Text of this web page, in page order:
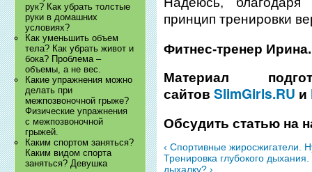
рук? Как убрать толстые
руки в домашних
условиях?
Как уменьшить объем
тела? Как убрать живот и
бока? Проблема –
объемы, а не вес.
Какие упражнения можно
делать при
межпозвоночной грыже?
Физические упражнения
с межпозвоночной
грыжей.
Каким спортом заняться?
Каким видом спорта
заняться? Девушка
принцип тренировки
Фитнес-тренер Ирина.
Материал
сайтовSlimGirls.RU и
Обсудить статью
‹ Спортивные жиросжигатели.
Тренировка глубокого
дыхалку? ›